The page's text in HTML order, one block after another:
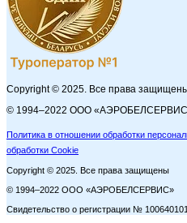
Copyright © 2025. Все права
© 1994–2022 ООО
Политика в отношении обработки
обработки Cookie
Copyright © 2025. Все права защищены
© 1994–2022 ООО «АЭРОБЕЛСЕРВИС»
Свидетельство о регистрации №